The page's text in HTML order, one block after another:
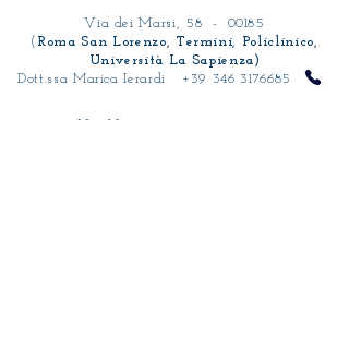
Via dei Marsi, 58 - 00185
( Roma San Lorenzo, Termini, Policlinico,
Università La Sapienza)
Dott.ssa Marica Ierardi
+39 346 3176685
Via Nomentana, 295 - 00161